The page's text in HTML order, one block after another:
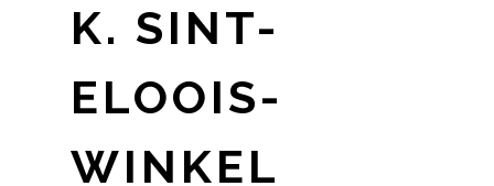
K. SINT-
ELOOIS-
WINKEL